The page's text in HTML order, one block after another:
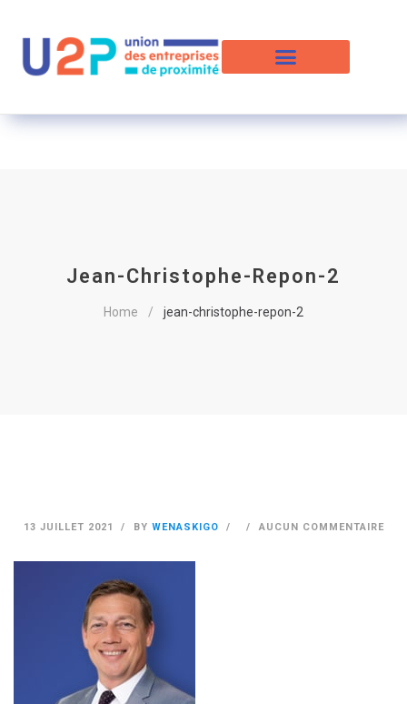
Jean-Christophe-Repon-2
Home jean-christophe-repon-2
13 JUILLET 2021 BY WENASKIGO AUCUN COMMENTAIRE